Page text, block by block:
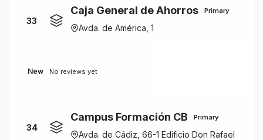
33
Caja General de Ahorros Primary
Avda. de América, 1
New No reviews yet
34
Campus Formación CB Primary
Avda. de Cádiz, 66-1 Edificio Don Rafael